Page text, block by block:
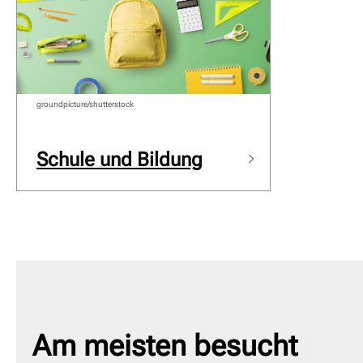
Schule und Bildung
groundpicture/shutterstock
Am meisten besucht